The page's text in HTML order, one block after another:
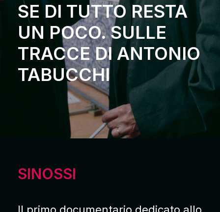
SE DI TUTTO RESTA
UN POCO. SULLE
TRACCE DI ANTONIO
TABUCCHI
SINOSSI